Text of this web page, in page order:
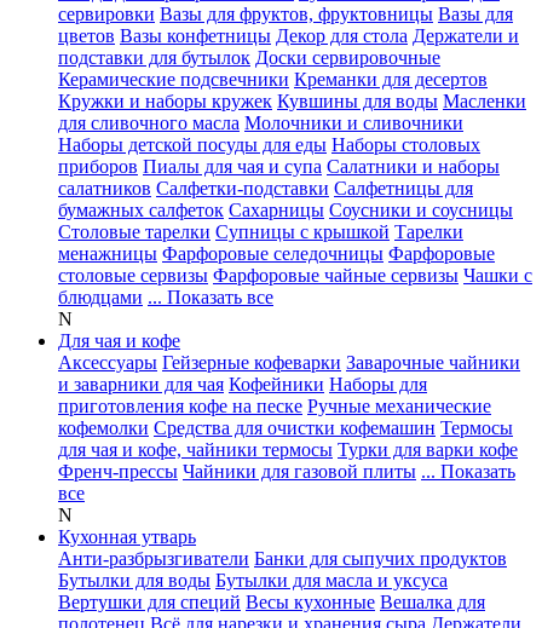
сервировки Вазы для фруктов, фруктовницы Вазы для
цветов Вазы конфетницы Декор для стола Держатели и
подставки для бутылок Доски сервировочные
Керамические подсвечники Креманки для десертов
Кружки и наборы кружек Кувшины для воды Масленки
для сливочного масла Молочники и сливочники
Наборы детской посуды для еды Наборы столовых
приборов Пиалы для чая и супа Салатники и наборы
салатников Салфетки-подставки Салфетницы для
бумажных салфеток Сахарницы Соусники и соусницы
Столовые тарелки Супницы с крышкой Тарелки
менажницы Фарфоровые селедочницы Фарфоровые
столовые сервизы Фарфоровые чайные сервизы Чашки с
блюдцами ... Показать все
N
Для чая и кофе
Аксессуары Гейзерные кофеварки Заварочные чайники
и заварники для чая Кофейники Наборы для
приготовления кофе на песке Ручные механические
кофемолки Средства для очистки кофемашин Термосы
для чая и кофе, чайники термосы Турки для варки кофе
Френч-прессы Чайники для газовой плиты ... Показать
все
N
Кухонная утварь
Анти-разбрызгиватели Банки для сыпучих продуктов
Бутылки для воды Бутылки для масла и уксуса
Вертушки для специй Весы кухонные Вешалка для
полотенец Всё для нарезки и хранения сыра Держатели